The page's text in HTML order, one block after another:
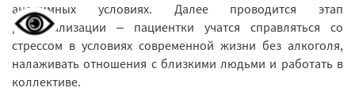
анонимных условиях. Далее проводится этап
ресоциализации – пациентки учатся справляться со
стрессом в условиях современной жизни без алкоголя,
налаживать отношения с близкими людьми и работать в
коллективе.